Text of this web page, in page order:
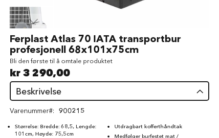
V
å
t
f
t
i
l
h
u
d
Ferplast Atlas 70 IATA transportbur
profesjonell 68x101x75cm
Bli den første til å omtale produktet
kr 3 290,00
Beskrivelse
Varenummer 900215
Størrelse: Bredde: 68,5, Lengde:
101cm, Høyde: 75,5cm
Utdragbart kofferthåndtak
Medfølger burfestet mat /
til
begynnelsen
av
bildegalleri